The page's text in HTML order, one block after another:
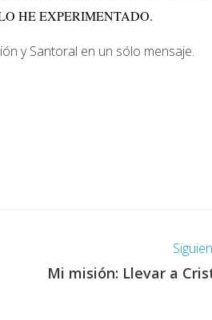
HE EXPERIMENTADO.
y Santoral en un sólo mensaje.
Mi misión: Llevar a